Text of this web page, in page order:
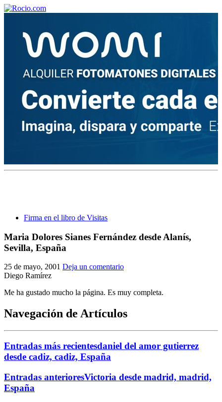
Firma en el libro de Visitas
Maria Dolores Sianes Fernández desde Alanís,
Sevilla, España
25 de mayo, 2001 Deja un comentario
Diego Ramírez
Me ha gustado mucho la página. Es muy completa.
Navegación de Artículos
Entradas más recientesdaniel del amor gutierrez
desde cadiz, cadiz, España
Entradas anterioresVictoria desde madrid, madrid,
España
¡Bienvenido! Soy el asistente virtual de rocio.com.
¿En qué puedo ayudarte?
¿Cuándo se construyó la primera ermita?
El traslado cada siete años
¿Cuales son los actos principales que se celebran en el
Quiero hacer el camino,¿que tengo que hacer?
En el Rocío, ¿dónde me alojo?